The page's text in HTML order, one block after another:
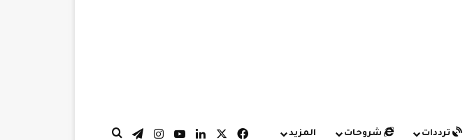
ترددات شروحات المزيد فيسبوك لينكدإن‫YouTubeانستقرام
تيلقرام